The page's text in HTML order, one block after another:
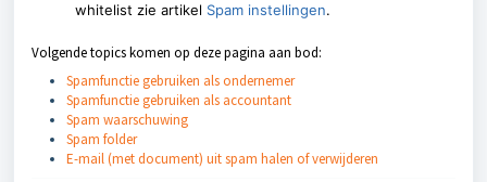
whitelist zie artikel Spam instellingen.
Volgende topics komen op deze pagina aan bod:
Spamfunctie gebruiken als ondernemer
Spamfunctie gebruiken als accountant
Spam waarschuwing
Spam folder
E-mail (met document) uit spam halen of verwijderen